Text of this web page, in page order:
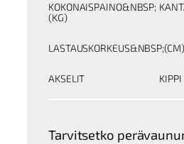
KOKONAISPAINO&NBSP;
(KG)
LASTAUSKORKEUS&NBSP;(CM)
AKSELIT KIPPI
Tarvitsetko